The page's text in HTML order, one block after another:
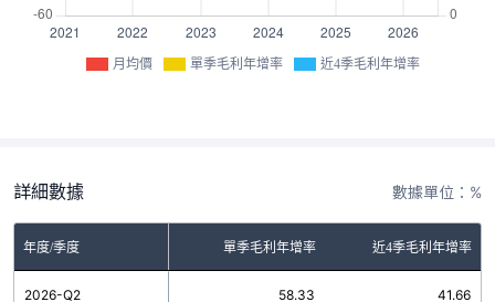
月均價 單季毛利年增率 近4季毛利年增率
詳細數據 數據單位：%
年度/季度 單季毛利年增率 近4季毛利年增率
2026-Q2 58.33 41.66